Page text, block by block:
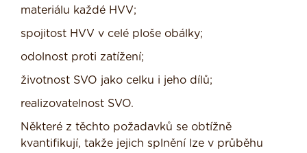
materiálu každé HVV;
spojitost HVV v celé ploše obálky;
odolnost proti zatížení;
životnost SVO jako celku i jeho dílů;
realizovatelnost SVO.
Některé z těchto požadavků se obtížně
kvantifikují, takže jejich splnění lze v průběhu